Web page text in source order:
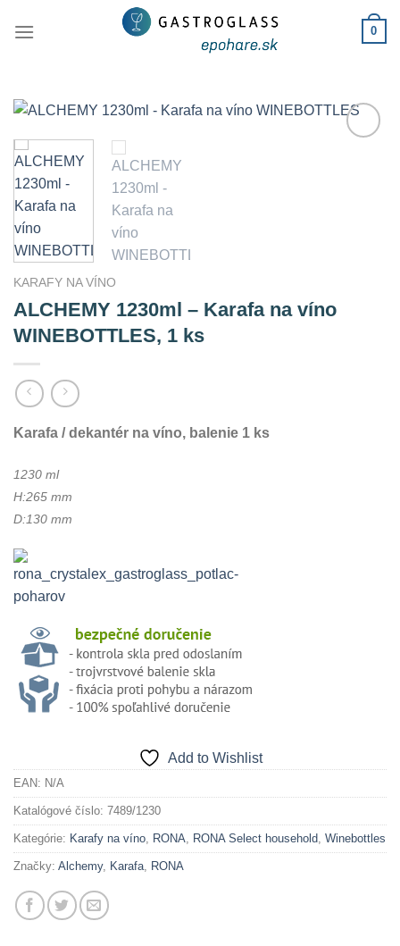
0
KARAFY NA VÍNO
ALCHEMY 1230ml – Karafa na víno
WINEBOTTLES, 1 ks
Karafa / dekantér na víno, balenie 1 ks
1230 ml
H:265 mm
D:130 mm
Add to Wishlist
EAN: N/A
Katalógové číslo: 7489/1230
Kategórie: Karafy na víno RONA RONA Select household Winebottles
Značky: Alchemy, Karafa RONA